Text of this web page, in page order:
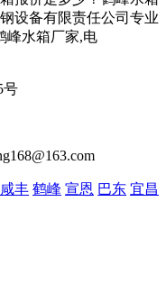
设备有限责任公司专业
峰水箱厂家,电
号
咸丰 鹤峰 宣恩 巴东 宜昌